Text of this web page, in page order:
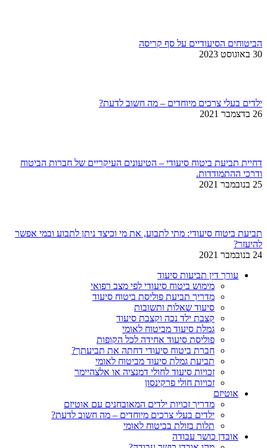
הביטוחים הסיעודיים על סף קריסה
30 באוגוסט 2023
ילדים בעלי צרכים מיוחדים – מה חשוב לדעת?
26 בדצמבר 2021
דחיית תביעת ביטוח סיעודי – הטיעונים העיקריים של חברות הביטוח
ודרכי ההתמודדות.
25 בנובמבר 2021
תביעת ביטוח סיעודי: מתי לתבוע, את מי וכיצד ניתן לתבוע ובמי אפשר
להיעזר?
24 בנובמבר 2021
עורך דין תביעות סיעוד
מימוש ביטוח סיעודי לפי מצב רפואי
מדריך תביעת פוליסת ביטוח סיעוד
סיעוד שאלות ותשובות
קצבת ילד נכה וקצבת סיעוד
גמלת סיעוד מביטוח לאומי
פוליסת סיעוד אחידה לכל הקופות
חברת ביטוח סיעודי דחתה את תביעתך?
תביעת גמלת סיעוד מביטוח לאומי
זכויות סיעוד לחולי דמנציה או אלצהיימר
זכויות חולי פרקינסון
אוטיזם
מדריך זכויות ילדים המאובחנים עם אוטיזם
ילדים בעלי צרכים מיוחדים – מה חשוב לדעת?
תלות בזולת בביטוח לאומי
אובדן כושר עבודה